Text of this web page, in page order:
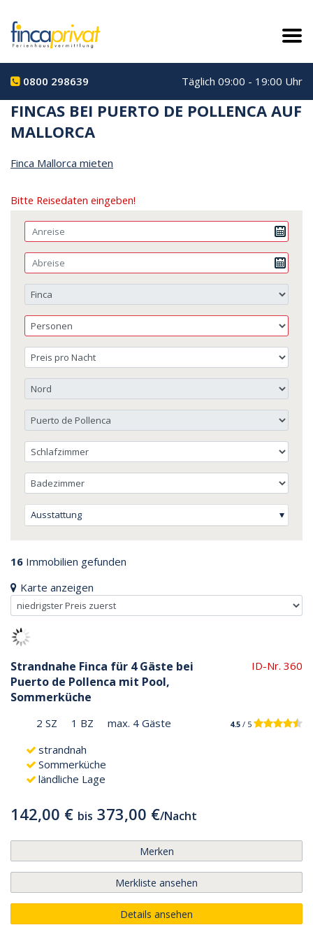
0800 298639 Täglich 09:00 - 19:00 Uhr
FINCAS BEI PUERTO DE POLLENCA AUF
MALLORCA
Finca Mallorca mieten
Bitte Reisedaten eingeben!
Ausstattung
16 Immobilien gefunden
Karte anzeigen
Strandnahe Finca für 4 Gäste bei
Puerto de Pollenca mit Pool,
Sommerküche
ID-Nr. 360
2 SZ 1 BZ max. 4 Gäste 4.5 / 5
strandnah
Sommerküche
ländliche Lage
142,00 € bis 373,00 €/Nacht
Merken
Merkliste ansehen
Details ansehen